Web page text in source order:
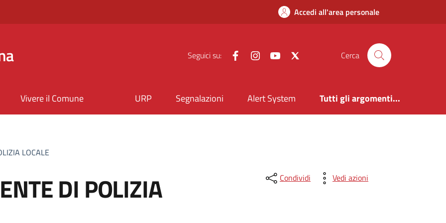
Accedi all'area personale
Seguici su: FacebookInstagramYouTube Cerca
Vivere il Comune URP Segnalazioni Alert System Tutti gli argomenti...
LOCALE
DI POLIZIA
Condividi Vedi azioni